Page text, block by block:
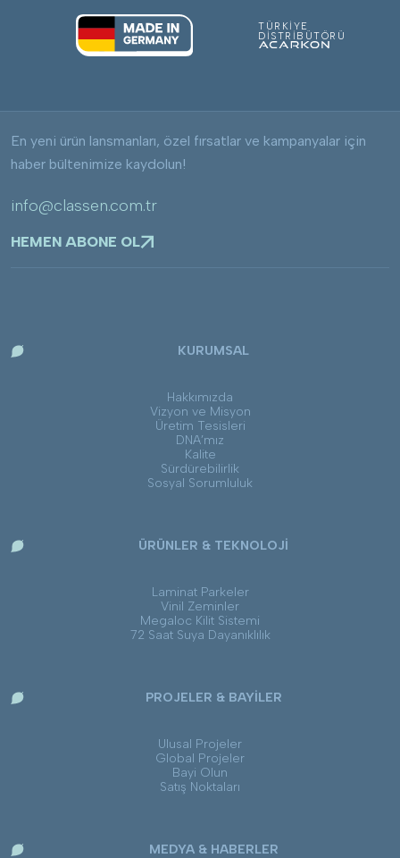
TÜRKİYE
DİSTRİBÜTÖRÜ
En yeni ürün lansmanları, özel fırsatlar ve kampanyalar için
haber bültenimize kaydolun!
info@classen.com.tr
HEMEN ABONE OL
KURUMSAL
Hakkımızda
Vizyon ve Misyon
Üretim Tesisleri
DNA’mız
Kalite
Sürdürebilirlik
Sosyal Sorumluluk
ÜRÜNLER & TEKNOLOJİ
Laminat Parkeler
Vinil Zeminler
Megaloc Kilit Sistemi
72 Saat Suya Dayanıklılık
PROJELER & BAYİLER
Ulusal Projeler
Global Projeler
Bayi Olun
Satış Noktaları
MEDYA & HABERLER